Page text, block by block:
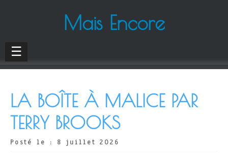
Mais Encore
☰
LA BOÎTE À MALICE PAR
TERRY BROOKS
Posté le : 8 juillet 2026